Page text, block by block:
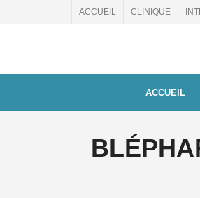
ACCUEIL CLINIQUE
ACCUEIL